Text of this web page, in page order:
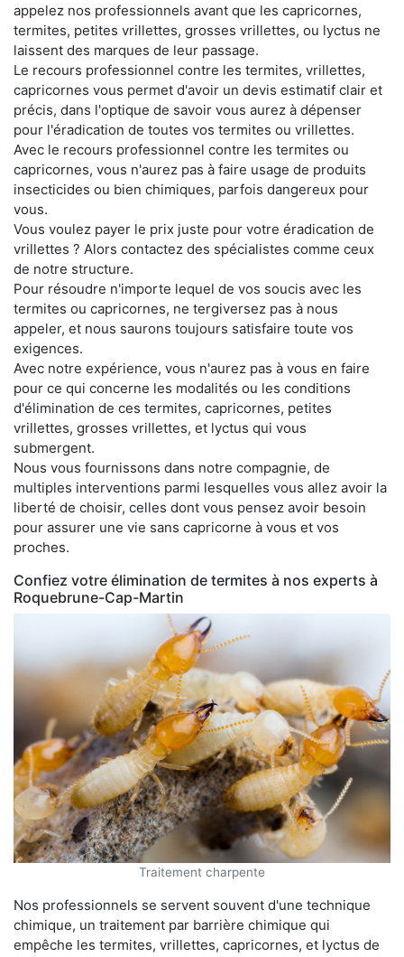
appelez nos professionnels avant que les capricornes,
termites, petites vrillettes, grosses vrillettes, ou lyctus ne
laissent des marques de leur passage.
Le recours professionnel contre les termites, vrillettes,
capricornes vous permet d'avoir un devis estimatif clair et
précis, dans l'optique de savoir vous aurez à dépenser
pour l'éradication de toutes vos termites ou vrillettes.
Avec le recours professionnel contre les termites ou
capricornes, vous n'aurez pas à faire usage de produits
insecticides ou bien chimiques, parfois dangereux pour
vous.
Vous voulez payer le prix juste pour votre éradication de
vrillettes ? Alors contactez des spécialistes comme ceux
de notre structure.
Pour résoudre n'importe lequel de vos soucis avec les
termites ou capricornes, ne tergiversez pas à nous
appeler, et nous saurons toujours satisfaire toute vos
exigences.
Avec notre expérience, vous n'aurez pas à vous en faire
pour ce qui concerne les modalités ou les conditions
d'élimination de ces termites, capricornes, petites
vrillettes, grosses vrillettes, et lyctus qui vous
submergent.
Nous vous fournissons dans notre compagnie, de
multiples interventions parmi lesquelles vous allez avoir la
liberté de choisir, celles dont vous pensez avoir besoin
pour assurer une vie sans capricorne à vous et vos
proches.
Confiez votre élimination de termites à nos experts à
Roquebrune-Cap-Martin
Traitement charpente
Nos professionnels se servent souvent d'une technique
chimique, un traitement par barrière chimique qui
empêche les termites, vrillettes, capricornes, et lyctus de